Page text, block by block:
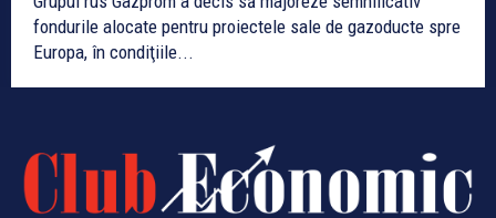
fondurile alocate pentru proiectele sale de gazoducte spre
Europa, în condiţiile...